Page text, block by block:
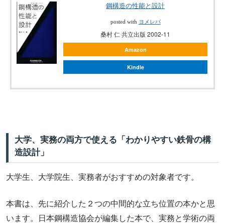
鋼構造の性能と設計
posted with ヨメレバ
桑村 仁 共立出版 2002-11
Amazon
Kindle
大学、実務の両方で使える「わかりやすい鉄骨の構
造設計」
大学生、大学院生、実務者がおすすめの対象者です。
本書は、先に紹介した２つの中間的な立ち位置の本かと思
います。日本鋼構造協会が編集した本で、実務と学術の両